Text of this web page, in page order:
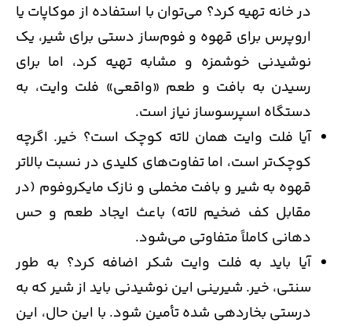
در خانه تهیه کرد؟ می‌توان با استفاده از موکاپات یا
اروپرس برای قهوه و فوم‌ساز دستی برای شیر، یک
نوشیدنی خوشمزه و مشابه تهیه کرد، اما برای
رسیدن به بافت و طعم «واقعی» فلت وایت، به
دستگاه اسپرسوساز نیاز است.
آیا فلت وایت همان لاته کوچک است؟ خیر. اگرچه
کوچک‌تر است، اما تفاوت‌های کلیدی در نسبت بالاتر
قهوه به شیر و بافت مخملی و نازک مایکروفوم (در
مقابل کف ضخیم لاته) باعث ایجاد طعم و حس
دهانی کاملاً متفاوتی می‌شود.
آیا باید به فلت وایت شکر اضافه کرد؟ به طور
سنتی، خیر. شیرینی این نوشیدنی باید از شیر که به
درستی بخاردهی شده تأمین شود. با این حال، این